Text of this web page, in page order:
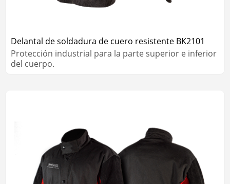
Delantal de soldadura de cuero resistente BK2101
Protección industrial para la parte superior e inferior
del cuerpo.